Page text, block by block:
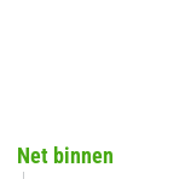
Net binnen